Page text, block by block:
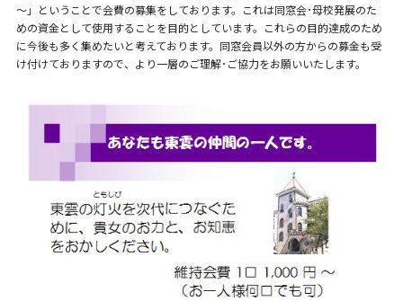
～」ということで会費の募集をしております。これは同窓会･母校発展のた
めの資金として使用することを目的としています。これらの目的達成のため
に今後も多く集めたいと考えております。同窓会員以外の方からの募金も受
け付けておりますので、より一層のご理解･ご協力をお願いいたします。